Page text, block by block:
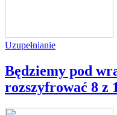
Uzupełnianie
Będziemy pod
rozszyfrować 8 z